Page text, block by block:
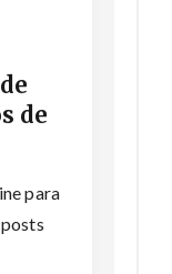
de
para